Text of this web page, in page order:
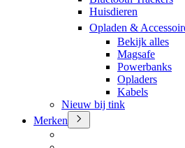
Huisdieren
Opladen &
Bekijk alles
Magsafe
Powerbanks
Opladers
Kabels
Nieuw bij tink
Merken